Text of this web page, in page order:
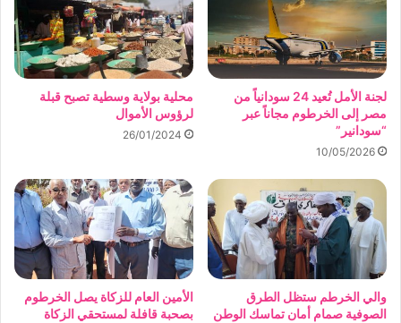
لجنة الأمل تُعيد 24 سودانياً من
مصر إلى الخرطوم مجاناً عبر
“سودانير”
10/05/2026
محلية بولاية وسطية تصبح قبلة
لرؤوس الأموال
26/01/2024
والي الخرطم ستظل الطرق
الصوفية صمام أمان تماسك الوطن
الأمين العام للزكاة يصل الخرطوم
بصحبة قافلة لمستحقي الزكاة